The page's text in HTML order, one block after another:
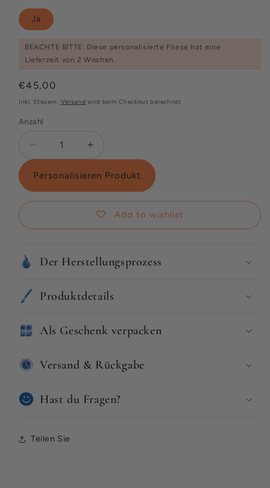
Ja
BEACHTE BITTE: Diese personalisierte Fliese hat eine
Lieferzeit von 2 Wochen.
Normaler
Preis
€45,00
Inkl. Steuern. Versand wird beim Checkout berechnet
Anzahl
Verringere
die
Menge
Luftpost
sie
Erhöhe
die
Menge
Luftpost
für
sie
Personalisieren Produkt
Add to wishlist
Der Herstellungsprozess
Produktdetails
Als Geschenk verpacken
Versand & Rückgabe
Hast du Fragen?
Teilen Sie